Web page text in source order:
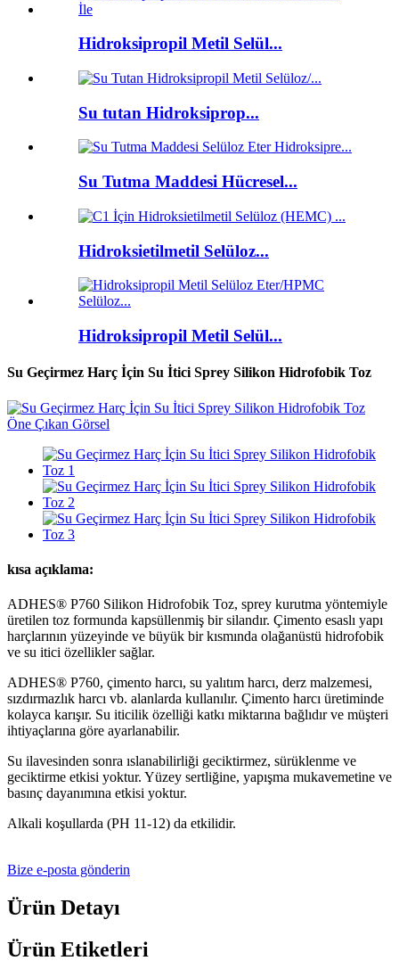
Hidroksipropil Metil Selül...
Su tutan Hidroksiprop...
Su Tutma Maddesi Hücresel...
Hidroksietilmetil Selüloz...
Hidroksipropil Metil Selül...
Su Geçirmez Harç İçin Su İtici Sprey Silikon Hidrofobik Toz
kısa açıklama:
ADHES® P760 Silikon Hidrofobik Toz, sprey kurutma yöntemiyle
üretilen toz formunda kapsüllenmiş bir silandır. Çimento esaslı yapı
harçlarının yüzeyinde ve büyük bir kısmında olağanüstü hidrofobik
ve su itici özellikler sağlar.
ADHES® P760, çimento harcı, su yalıtım harcı, derz malzemesi,
sızdırmazlık harcı vb. alanlarda kullanılır. Çimento harcı üretiminde
kolayca karışır. Su iticilik özelliği katkı miktarına bağlıdır ve müşteri
ihtiyaçlarına göre ayarlanabilir.
Su ilavesinden sonra ıslanabilirliği geciktirmez, sürüklenme ve
geciktirme etkisi yoktur. Yüzey sertliğine, yapışma mukavemetine ve
basınç dayanımına etkisi yoktur.
Alkali koşullarda (PH 11-12) da etkilidir.
Bize e-posta gönderin
Ürün Detayı
Ürün Etiketleri